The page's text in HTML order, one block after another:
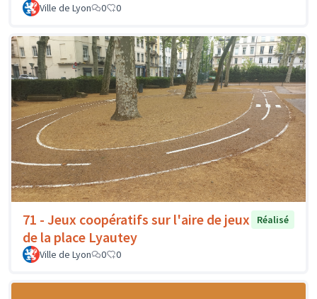
Ville de Lyon 0 0
71 - Jeux coopératifs sur l'aire de jeux
de la place Lyautey
Réalisé
Ville de Lyon 0 0